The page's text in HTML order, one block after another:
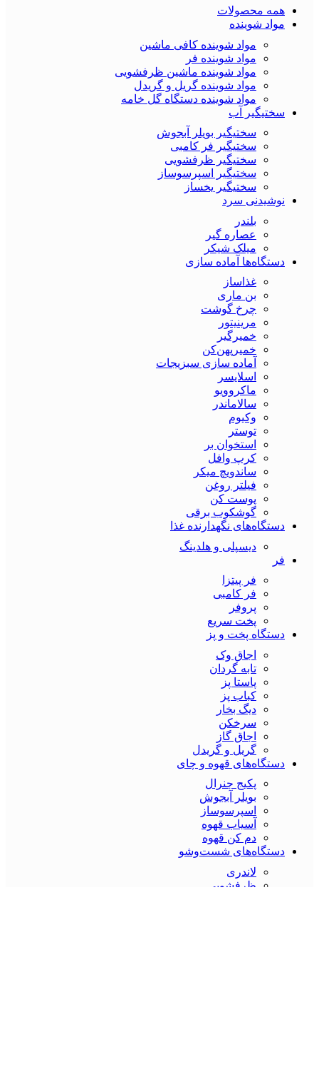
همه محصولات
مواد شوینده
مواد شوینده کافی ماشین
مواد شوینده فر
مواد شوینده ماشین ظرفشویی
مواد شوینده گریل و گریدل
مواد شوینده دستگاه گل خامه
سختیگیر آب
سختیگیر بویلر آبجوش
سختیگیر فر کامبی
سختیگیر ظرفشویی
سختیگیر اسپرسوساز
سختیگیر یخساز
نوشیدنی سرد
بلندر
عصاره گیر
میلک شیکر
دستگاه‌ها آماده سازی
غذاساز
بن ماری
چرخ گوشت
مرینیتور
خمیرگیر
خمیر‌پهن‌کن
آماده سازی سبزیجات
اسلایسر
ماکروویو
سالاماندر
وکیوم
توستر
استخوان بر
کرپ وافل
ساندویچ میکر
فیلتر روغن
پوست کن
گوشکوب برقی
دستگاه‌های نگهدارنده غذا
دیسپلی و هلدینگ
فر
فر پیتزا
فر کامبی
پروفر
پخت سریع
دستگاه‌ پخت و پز
اجاق وک
تابه گردان
پاستا پز
کباب پز
دیگ بخار
سرخکن
اجاق گاز
گریل و گریدل
دستگاه‌های قهوه و چای
پکیج جنرال
بویلر آبجوش
اسپرسوساز
آسیاب قهوه
دم کن قهوه
دستگاه‌های شست‌و‌شو
لاندری
ظرفشویی